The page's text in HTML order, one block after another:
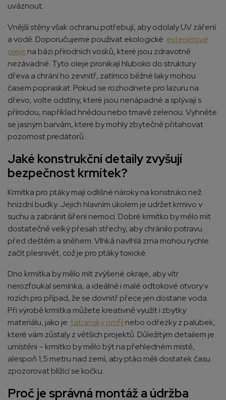
uváznout.
Vnější stěny však ochranu potřebují, aby odolaly UV záření
a vodě. Doporučujeme používat ekologické exteriérové
oleje na bázi přírodních vosků, které jsou zdravotně
nezávadné. Tyto oleje pronikají hluboko do struktury
dřeva a chrání ho zevnitř, zatímco běžné laky mohou
časem popraskat. Pokud se rozhodnete pro lazuru na
dřevo, volte odstíny, které jsou nenápadné a splývají s
přírodou, například hnědou nebo tmavě zelenou. Vyhněte
se jasným barvám, které by mohly zbytečně přitahovat
pozornost predátorů.
Jaké konstrukční detaily zvyšují
bezpečnost krmítek?
Krmítka pro ptáky mají odlišné nároky na konstrukci než
hnízdní budky. Jejich hlavním úkolem je udržet krmivo v
suchu a zabránit šíření nemocí. Dobré krmítko by mělo mít
dostatečně velký přesah střechy, aby chránilo potravu
před deštěm a sněhem. Vlhká navlhlá zrna mohou rychle
začít plesnivět, což je pro ptáky toxické.
Dno krmítka by mělo mít zvýšené okraje, aby vítr
nerozfoukal semínka, a ideálně i malé odtokové otvory v
rozích pro případ, že se dovnitř přece jen dostane voda.
Při výrobě krmítka můžete kreativně využít i zbytky
materiálu, jako je tatranský profil nebo odřezky z palubek,
které vám zůstaly z větších projektů. Důležitým detailem je
umístění – krmítko by mělo být na přehledném místě,
alespoň 1,5 metru nad zemí, aby ptáci měli dostatek času
zpozorovat blížící se kočku.
Proč je správná montáž a údržba